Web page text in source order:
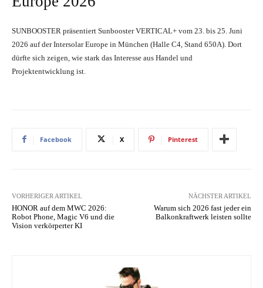
SUNBOOSTER präsentiert Sunbooster VERTICAL+ vom 23. bis 25. Juni
2026 auf der Intersolar Europe in München (Halle C4, Stand 650A). Dort
dürfte sich zeigen, wie stark das Interesse aus Handel und
Projektentwicklung ist.
Facebook X Pinterest
VORHERIGER ARTIKEL
HONOR auf dem MWC 2026:
Robot Phone, Magic V6 und die
Vision verkörperter KI
NÄCHSTER ARTIKEL
Warum sich 2026 fast jeder ein
Balkonkraftwerk leisten sollte